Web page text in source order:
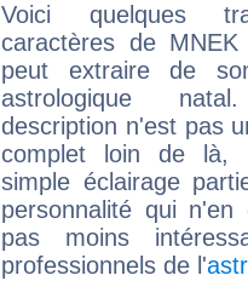
Voici quelques
caractères de
peut extraire de
astrologique
description n'est pas
complet loin de là,
simple éclairage
personnalité qui n'en
pas moins
professionnels de l'